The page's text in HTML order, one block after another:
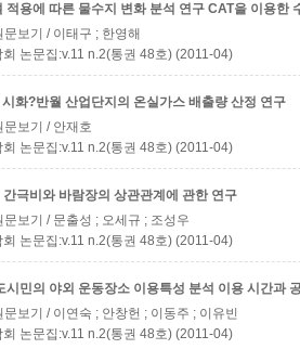
적용에 따른 물수지 변화 분석 연구 CAT을 이용한
문보기 / 이태구 ; 한영해
논문집:v.11 n.2(통권 48호) (2011-04)
시화?반월 산업단지의 온실가스 배출량 산정 연구
문보기 / 안재호
논문집:v.11 n.2(통권 48호) (2011-04)
극비와 바람장의 상관관계에 관한 연구
문보기 / 문출성 ; 오세규 ; 조성우
논문집:v.11 n.2(통권 48호) (2011-04)
시민의 야외 운동장소 이용특성 분석 이용 시간과
문보기 / 이연숙 ; 안창헌 ; 이동주 ; 이유빈
논문집:v.11 n.2(통권 48호) (2011-04)